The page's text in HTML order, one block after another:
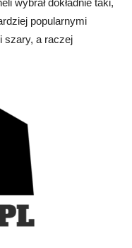
wybrał dokładnie taki,
popularnymi
szary, a raczej